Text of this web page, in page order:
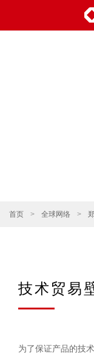
首页 > 全球网络 >
技术贸易
为了保证产品的技